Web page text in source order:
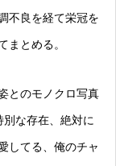
不良を経て栄冠を
まとめる。
とのモノクロ写真
な存在、絶対に
してる、俺のチャ